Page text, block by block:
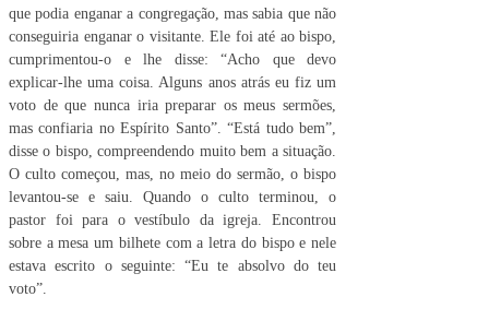
que podia enganar a congregação, mas sabia que não
conseguiria enganar o visitante. Ele foi até ao bispo,
cumprimentou-o e lhe disse: “Acho que devo
explicar-lhe uma coisa. Alguns anos atrás eu fiz um
voto de que nunca iria preparar os meus sermões,
mas confiaria no Espírito Santo”. “Está tudo bem”,
disse o bispo, compreendendo muito bem a situação.
O culto começou, mas, no meio do sermão, o bispo
levantou-se e saiu. Quando o culto terminou, o
pastor foi para o vestíbulo da igreja. Encontrou
sobre a mesa um bilhete com a letra do bispo e nele
estava escrito o seguinte: “Eu te absolvo do teu
voto”.